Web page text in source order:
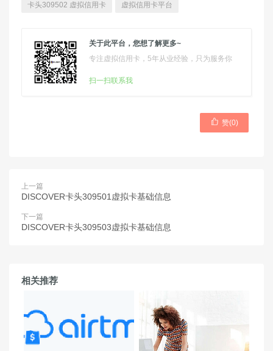
卡头309502 虚拟信用卡 虚拟信用卡平台
关于此平台，您想了解更多~
专注虚拟信用卡，5年从业经验，只为服务你
扫一扫联系我
 赞(0)
上一篇
DISCOVER卡头309501虚拟卡基础信息
下一篇
DISCOVER卡头309503虚拟卡基础信息
相关推荐